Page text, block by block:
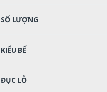
SỐ LƯỢNG
KIỂU BẾ
ĐỤC LỖ